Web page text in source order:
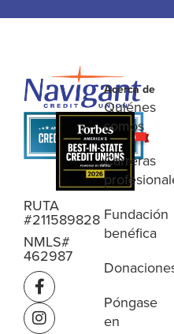
RUTA
#211589828
NMLS#
462987
Acerca de
Quiénes
somos
Carreras
Fundación
benéfica
Póngase
en